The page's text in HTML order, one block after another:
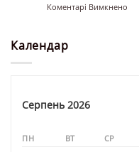
Коментарі Вимкнено
Календар
Серпень 2026
ПН ВТ СР